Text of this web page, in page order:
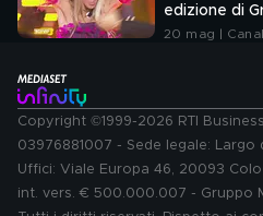
edizione di
20 mag |
Copyright ©1999-2026 RTI
03976881007 - Sede legale: Largo
Uffici: Viale Europa 46, 20093
int. vers. € 500.000.007 - Gruppo